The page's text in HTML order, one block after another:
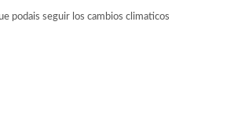
podais seguir los cambios climaticos